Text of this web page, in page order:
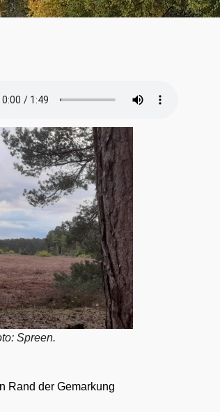
Spreen.
Rand der Gemarkung